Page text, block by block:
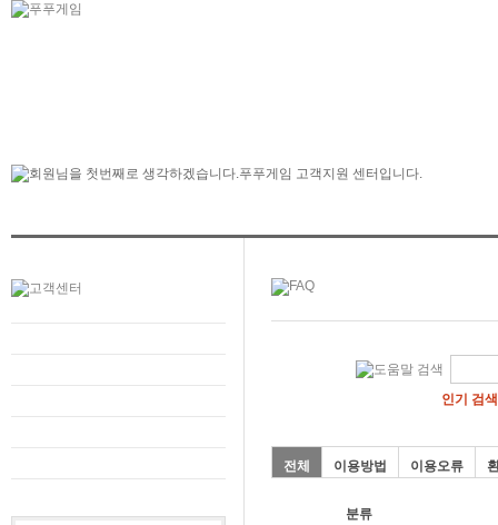
인기 검
전체 이용방법 이용오류
분류